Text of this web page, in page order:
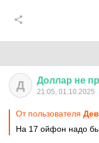
Д Доллар не
21:05, 01.10.2025
От пользователя
На 17 ойфон надо